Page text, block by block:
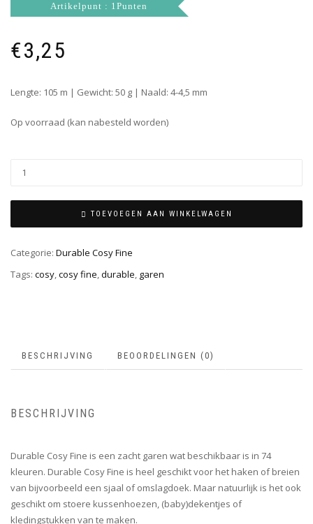
Artikelpunt : 1Punten
€3,25
Lengte: 105 m | Gewicht: 50 g | Naald: 4-4,5 mm
Op voorraad (kan nabesteld worden)
TOEVOEGEN AAN WINKELWAGEN
Categorie: Durable Cosy Fine
Tags: cosy,cosy fine,durable, garen
BESCHRIJVING BEOORDELINGEN (0)
BESCHRIJVING
Durable Cosy Fine is een zacht garen wat beschikbaar is in 74
kleuren. Durable Cosy Fine is heel geschikt voor het haken of breien
van bijvoorbeeld een sjaal of omslagdoek. Maar natuurlijk is het ook
geschikt om stoere kussenhoezen, (baby)dekentjes of
kledingstukken van te maken.